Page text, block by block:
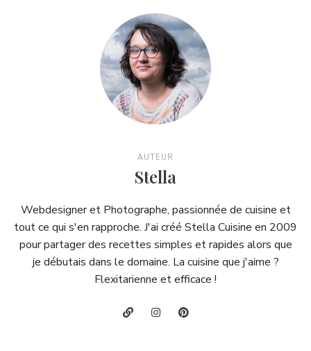
AUTEUR
Stella
Webdesigner et Photographe, passionnée de cuisine et
tout ce qui s'en rapproche. J'ai créé Stella Cuisine en 2009
pour partager des recettes simples et rapides alors que
je débutais dans le domaine. La cuisine que j'aime ?
Flexitarienne et efficace !